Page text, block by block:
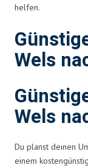
helfen.
Wels
Wels
Du planst deinen
einem